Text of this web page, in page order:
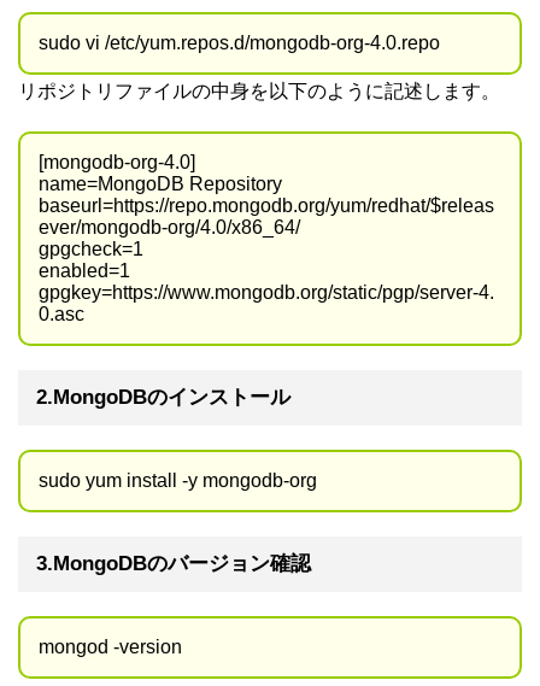
sudo vi /etc/yum.repos.d/mongodb-org-4.0.repo
リポジトリファイルの中身を以下のように記述します。
[mongodb-org-4.0]
name=MongoDB Repository
baseurl=https://repo.mongodb.org/yum/redhat/$releas
ever/mongodb-org/4.0/x86_64/
gpgcheck=1
enabled=1
gpgkey=https://www.mongodb.org/static/pgp/server-4.
0.asc
2.MongoDBのインストール
sudo yum install -y mongodb-org
3.MongoDBのバージョン確認
mongod -version